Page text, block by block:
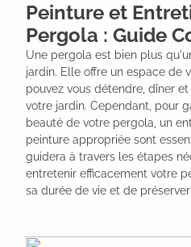
Peinture et
Pergola : Guide
Une pergola est bien plus
jardin. Elle offre un espace de
pouvez vous détendre, dîner
votre jardin. Cependant, pour
beauté de votre pergola, un
peinture appropriée sont
guidera à travers les étapes
entretenir efficacement votre
sa durée de vie et de